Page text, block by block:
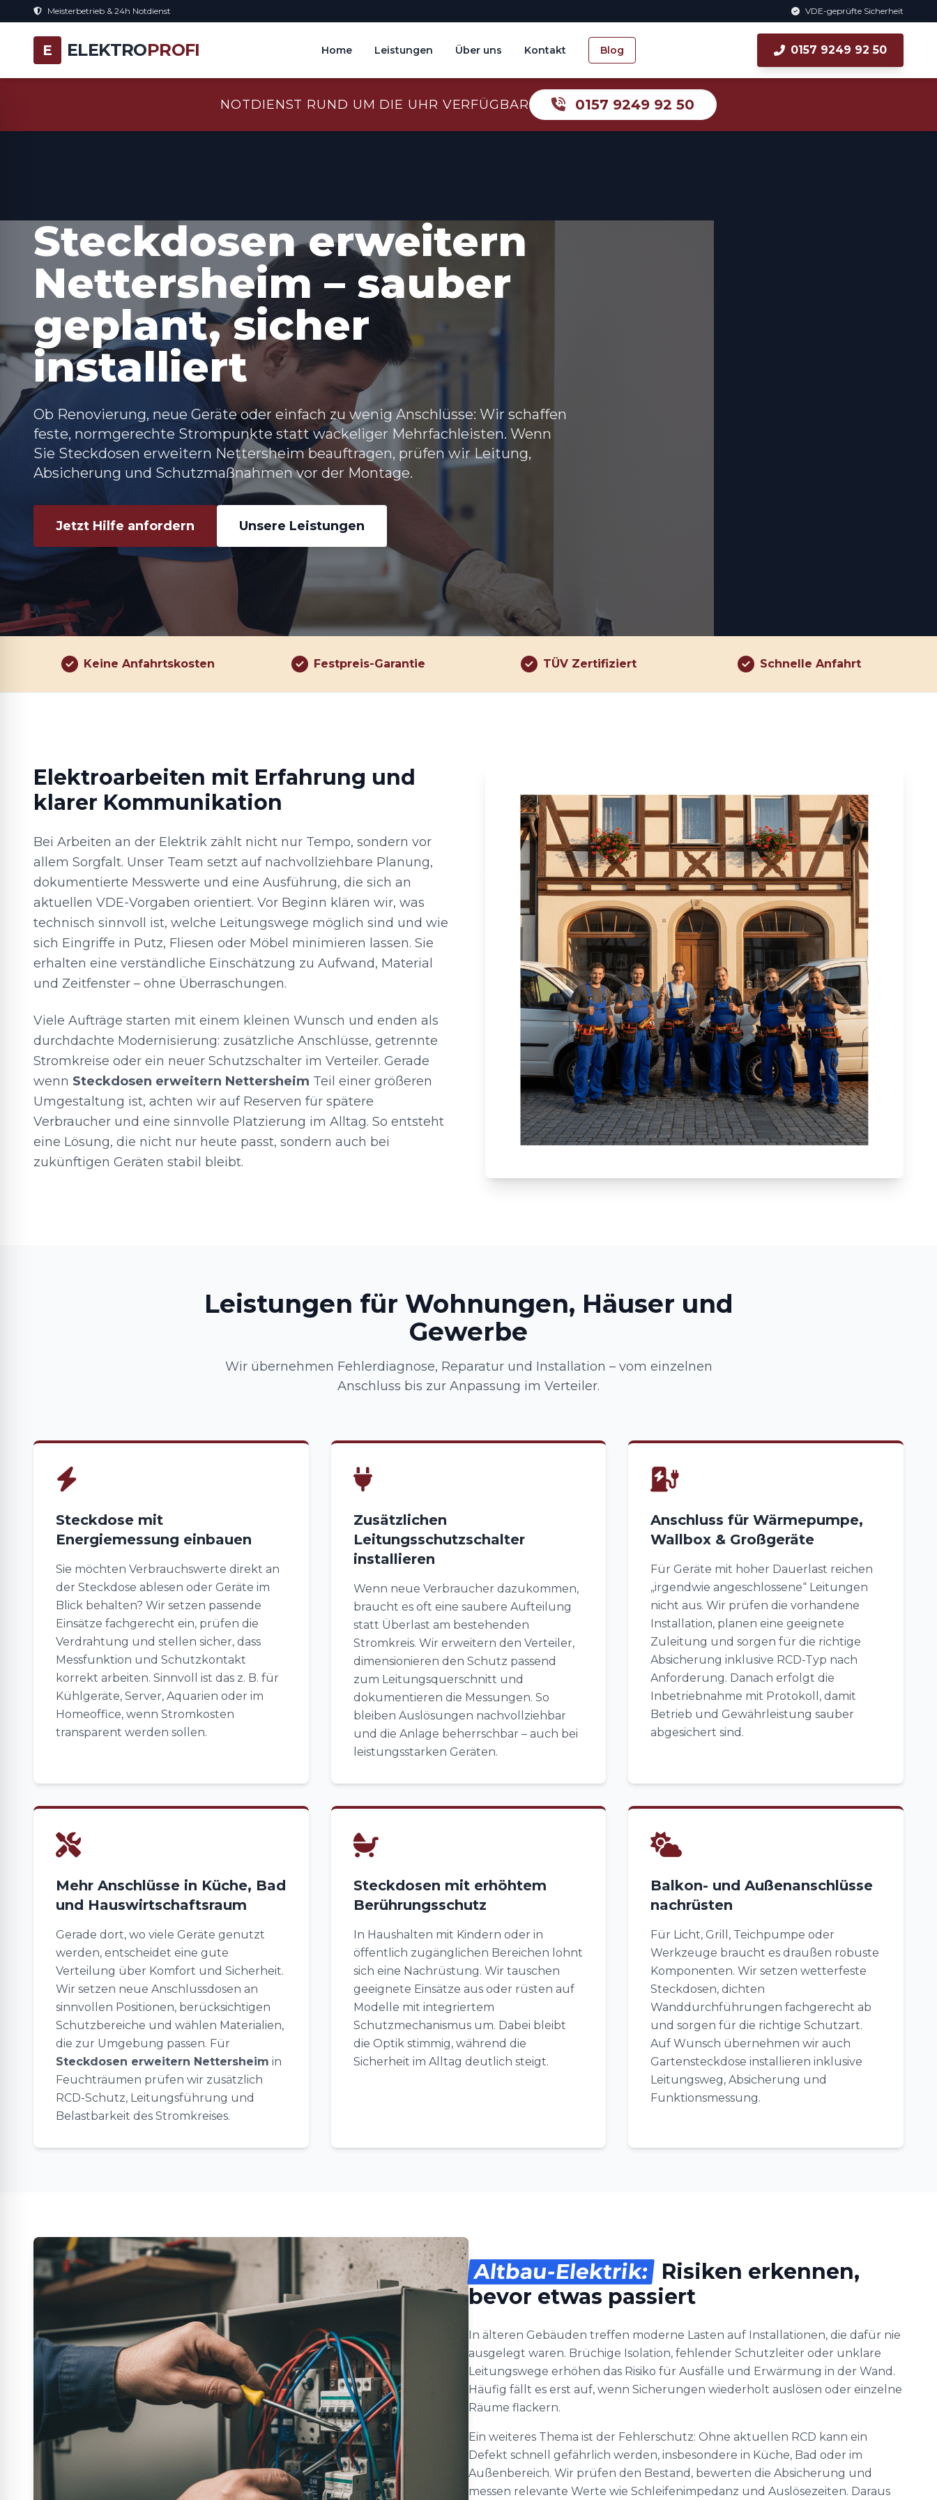
Meisterbetrieb & 24h Notdienst VDE-geprüfte Sicherheit
E ELEKTROPROFI Home Leistungen Über uns Kontakt Blog 0157 9249 92 50
NOTDIENST RUND UM DIE UHR VERFÜGBAR 0157 9249 92 50
Steckdosen erweitern
Nettersheim – sauber
geplant, sicher
installiert
Ob Renovierung, neue Geräte oder einfach zu wenig Anschlüsse: Wir schaffen
feste, normgerechte Strompunkte statt wackeliger Mehrfachleisten. Wenn
Sie Steckdosen erweitern Nettersheimbeauftragen, prüfen wir Leitung,
Absicherung und Schutzmaßnahmen vor der Montage.
Jetzt Hilfe anfordern Unsere Leistungen
Keine Anfahrtskosten Festpreis-Garantie TÜV Zertifiziert Schnelle Anfahrt
Elektroarbeiten mit Erfahrung und
klarer Kommunikation
Bei Arbeiten an der Elektrik zählt nicht nur Tempo, sondern vor
allem Sorgfalt. Unser Team setzt auf nachvollziehbare Planung,
dokumentierte Messwerte und eine Ausführung, die sich an
aktuellen VDE-Vorgaben orientiert. Vor Beginn klären wir, was
technisch sinnvoll ist, welche Leitungswege möglich sind und wie
sich Eingriffe in Putz, Fliesen oder Möbel minimieren lassen. Sie
erhalten eine verständliche Einschätzung zu Aufwand, Material
und Zeitfenster – ohne Überraschungen.
Viele Aufträge starten mit einem kleinen Wunsch und enden als
durchdachte Modernisierung: zusätzliche Anschlüsse, getrennte
Stromkreise oder ein neuer Schutzschalter im Verteiler. Gerade
wenn Steckdosen erweitern Nettersheim Teil einer größeren
Umgestaltung ist, achten wir auf Reserven für spätere
Verbraucher und eine sinnvolle Platzierung im Alltag. So entsteht
eine Lösung, die nicht nur heute passt, sondern auch bei
zukünftigen Geräten stabil bleibt.
Leistungen für Wohnungen, Häuser und
Gewerbe
Wir übernehmen Fehlerdiagnose, Reparatur und Installation – vom einzelnen
Anschluss bis zur Anpassung im Verteiler.
Steckdose mit
Energiemessung einbauen
Sie möchten Verbrauchswerte direkt an
der Steckdose ablesen oder Geräte im
Blick behalten? Wir setzen passende
Einsätze fachgerecht ein, prüfen die
Verdrahtung und stellen sicher, dass
Messfunktion und Schutzkontakt
korrekt arbeiten. Sinnvoll ist das z. B. für
Kühlgeräte, Server, Aquarien oder im
Homeoffice, wenn Stromkosten
transparent werden sollen.
Zusätzlichen
Leitungsschutzschalter
installieren
Wenn neue Verbraucher dazukommen,
braucht es oft eine saubere Aufteilung
statt Überlast am bestehenden
Stromkreis. Wir erweitern den Verteiler,
dimensionieren den Schutz passend
zum Leitungsquerschnitt und
dokumentieren die Messungen. So
bleiben Auslösungen nachvollziehbar
und die Anlage beherrschbar – auch bei
leistungsstarken Geräten.
Anschluss für Wärmepumpe,
Wallbox & Großgeräte
Für Geräte mit hoher Dauerlast reichen
„irgendwie angeschlossene“ Leitungen
nicht aus. Wir prüfen die vorhandene
Installation, planen eine geeignete
Zuleitung und sorgen für die richtige
Absicherung inklusive RCD-Typ nach
Anforderung. Danach erfolgt die
Inbetriebnahme mit Protokoll, damit
Betrieb und Gewährleistung sauber
abgesichert sind.
Mehr Anschlüsse in Küche, Bad
und Hauswirtschaftsraum
Gerade dort, wo viele Geräte genutzt
werden, entscheidet eine gute
Verteilung über Komfort und Sicherheit.
Wir setzen neue Anschlussdosen an
sinnvollen Positionen, berücksichtigen
Schutzbereiche und wählen Materialien,
die zur Umgebung passen. Für
Steckdosen erweitern Nettersheim in
Feuchträumen prüfen wir zusätzlich
RCD-Schutz, Leitungsführung und
Belastbarkeit des Stromkreises.
Steckdosen mit erhöhtem
Berührungsschutz
In Haushalten mit Kindern oder in
öffentlich zugänglichen Bereichen lohnt
sich eine Nachrüstung. Wir tauschen
geeignete Einsätze aus oder rüsten auf
Modelle mit integriertem
Schutzmechanismus um. Dabei bleibt
die Optik stimmig, während die
Sicherheit im Alltag deutlich steigt.
Balkon- und Außenanschlüsse
nachrüsten
Für Licht, Grill, Teichpumpe oder
Werkzeuge braucht es draußen robuste
Komponenten. Wir setzen wetterfeste
Steckdosen, dichten
Wanddurchführungen fachgerecht ab
und sorgen für die richtige Schutzart.
Auf Wunsch übernehmen wir auch
Gartensteckdose installieren inklusive
Leitungsweg, Absicherung und
Funktionsmessung.
Altbau-Elektrik: Risiken erkennen,
bevor etwas passiert
In älteren Gebäuden treffen moderne Lasten auf Installationen, die dafür nie
ausgelegt waren. Brüchige Isolation, fehlender Schutzleiter oder unklare
Leitungswege erhöhen das Risiko für Ausfälle und Erwärmung in der Wand.
Häufig fällt es erst auf, wenn Sicherungen wiederholt auslösen oder einzelne
Räume flackern.
Ein weiteres Thema ist der Fehlerschutz: Ohne aktuellen RCD kann ein
Defekt schnell gefährlich werden, insbesondere in Küche, Bad oder im
Außenbereich. Wir prüfen den Bestand, bewerten die Absicherung und
messen relevante Werte wie Schleifenimpedanz und Auslösezeiten. Daraus